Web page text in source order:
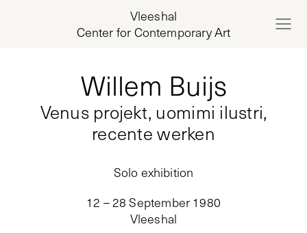
Vleeshal
Center for Contemporary Art
Venus projekt, uomimi ilustri,
recente werken
Willem Buijs
Solo exhibition
12 – 28 September 1980
Vleeshal